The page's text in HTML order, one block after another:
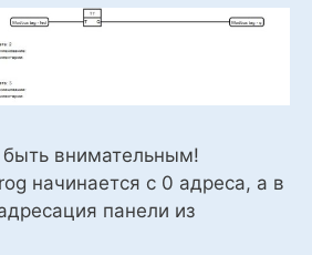
быть внимательным!
начинается с 0 адреса, а в
панели из